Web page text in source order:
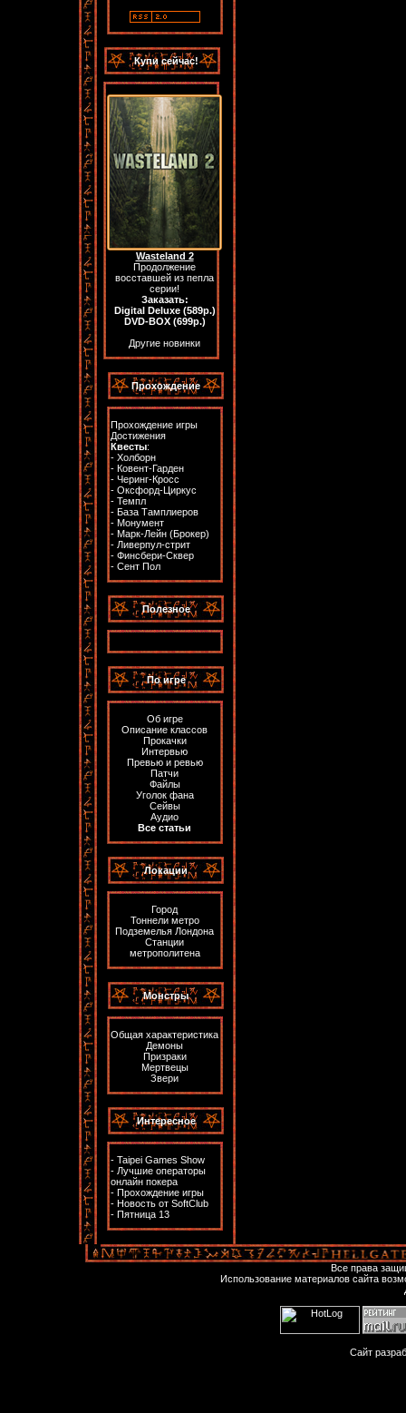
Купи сейчас!
Wasteland 2
Продолжение
восставшей из пепла
серии!
Заказать:
Digital Deluxe (589р.)
DVD-BOX (699р.)
Другие новинки
Прохождение
Прохождение игры
Достижения
Квесты:
- Холборн
- Ковент-Гарден
- Черинг-Кросс
- Оксфорд-Циркус
- Темпл
- База Тамплиеров
- Монумент
- Марк-Лейн (Брокер)
- Ливерпул-стрит
- Финсбери-Сквер
- Сент Пол
Полезное
По игре
Об игре
Описание классов
Прокачки
Интервью
Превью и ревью
Патчи
Файлы
Уголок фана
Сейвы
Аудио
Все статьи
Локации
Город
Тоннели метро
Подземелья Лондона
Станции
метрополитена
Монстры
Общая характеристика
Демоны
Призраки
Мертвецы
Звери
Интересное
- Taipei Games Show
- Лучшие операторы
онлайн покера
- Прохождение игры
- Новость от SoftClub
- Пятница 13
Все права
Использование материалов сайта
Сайт